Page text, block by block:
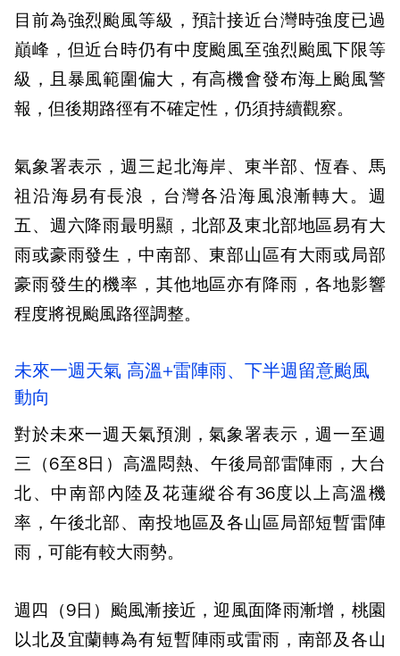
目前為強烈颱風等級，預計接近台灣時強度已過
巔峰，但近台時仍有中度颱風至強烈颱風下限等
級，且暴風範圍偏大，有高機會發布海上颱風警
報，但後期路徑有不確定性，仍須持續觀察。
氣象署表示，週三起北海岸、東半部、恆春、馬
祖沿海易有長浪，台灣各沿海風浪漸轉大。週
五、週六降雨最明顯，北部及東北部地區易有大
雨或豪雨發生，中南部、東部山區有大雨或局部
豪雨發生的機率，其他地區亦有降雨，各地影響
程度將視颱風路徑調整。
未來一週天氣 高溫+雷陣雨、下半週留意颱風
動向
對於未來一週天氣預測，氣象署表示，週一至週
三（6至8日）高溫悶熱、午後局部雷陣雨，大台
北、中南部內陸及花蓮縱谷有36度以上高溫機
率，午後北部、南投地區及各山區局部短暫雷陣
雨，可能有較大雨勢。
週四（9日）颱風漸接近，迎風面降雨漸增，桃園
以北及宜蘭轉為有短暫陣雨或雷雨，南部及各山